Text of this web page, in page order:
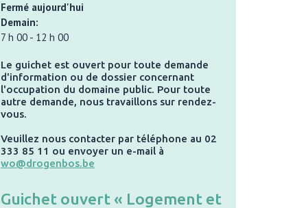
Fermé aujourd'hui
Demain:
7 h 00- 12 h 00
Le guichet est ouvert pour toute demande
d'information ou de dossier concernant
l'occupation du domaine public. Pour toute
autre demande, nous travaillons sur rendez-
vous.
Veuillez nous contacter par téléphone au 02
333 85 11 ou envoyer un e-mail à
wo@drogenbos.be
Guichet ouvert « Logement et